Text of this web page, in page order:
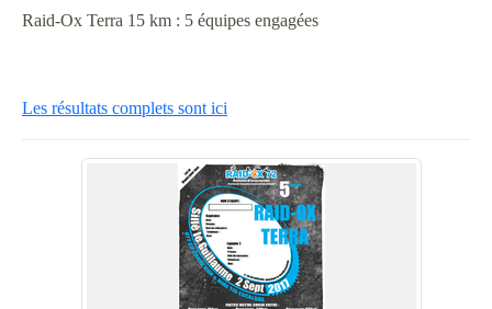
Raid-Ox Terra 15 km : 5 équipes engagées
Les résultats complets sont ici